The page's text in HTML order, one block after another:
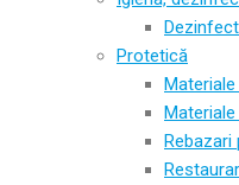
Protetică
Rebazari